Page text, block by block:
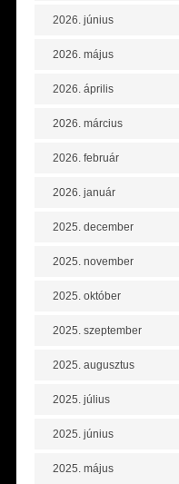
2026. június
2026. május
2026. április
2026. március
2026. február
2026. január
2025. december
2025. november
2025. október
2025. szeptember
2025. augusztus
2025. július
2025. június
2025. május